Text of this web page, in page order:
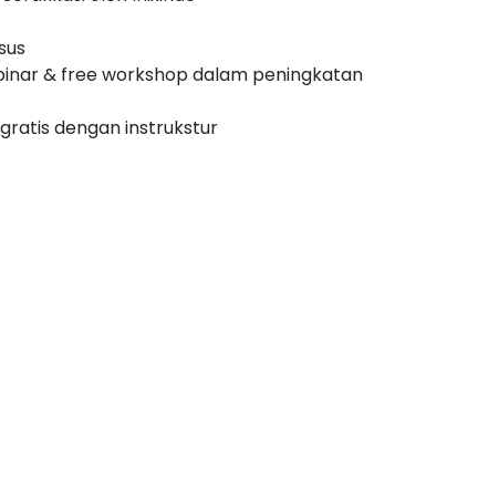
& free workshop dalam peningkatan
dengan instrukstur